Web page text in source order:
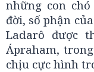
những con
đời, số phận
Ladarô được
Ápraham,
chịu cực hình